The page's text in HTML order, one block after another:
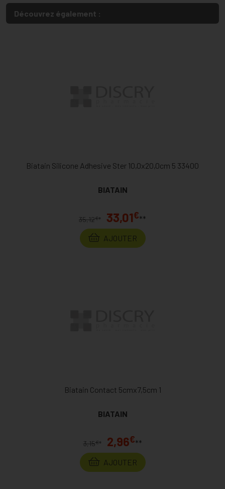
Découvrez également :
Biatain Silicone Adhesive Ster 10,0x20,0cm 5 33400
BIATAIN
35,12€* 33,01€**
AJOUTER
Biatain Contact 5cmx7,5cm 1
BIATAIN
3,15€ * 2,96€**
AJOUTER